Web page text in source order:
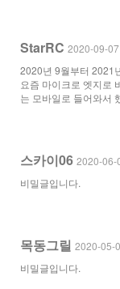
StarRC 2020-09-
2020년 9월부터 2021
요즘 마이크로 엣지로
는 모바일로 들어와서
스카이06 2020-06-
비밀글입니다.
목동그릴 2020-05-
비밀글입니다.